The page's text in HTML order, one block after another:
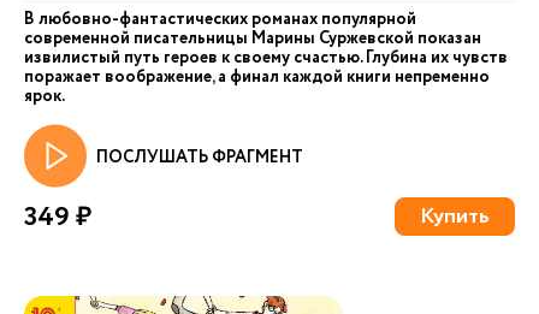
В любовно-фантастических романах популярной
современной писательницы Марины Суржевской показан
извилистый путь героев к своему счастью. Глубина их чувств
поражает воображение, а финал каждой книги непременно
ярок.
ПОСЛУШАТЬ ФРАГМЕНТ
349 ₽ Купить